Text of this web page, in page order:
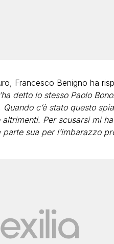
Francesco Benigno ha
detto lo stesso Paolo
c’è stato questo
Per scusarsi mi
sua per l’imbarazzo